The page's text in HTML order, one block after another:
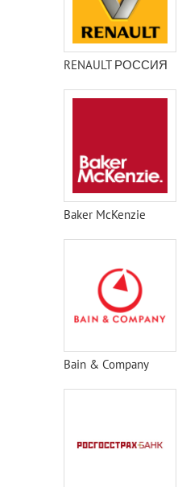
RENAULT РОССИЯ
Baker McKenzie
Bain & Company